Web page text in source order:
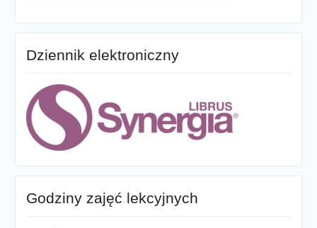
Dziennik elektroniczny
Godziny zajęć lekcyjnych